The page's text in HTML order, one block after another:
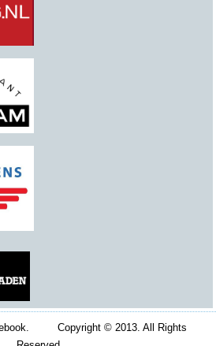
Copyright © 2013. All Rights